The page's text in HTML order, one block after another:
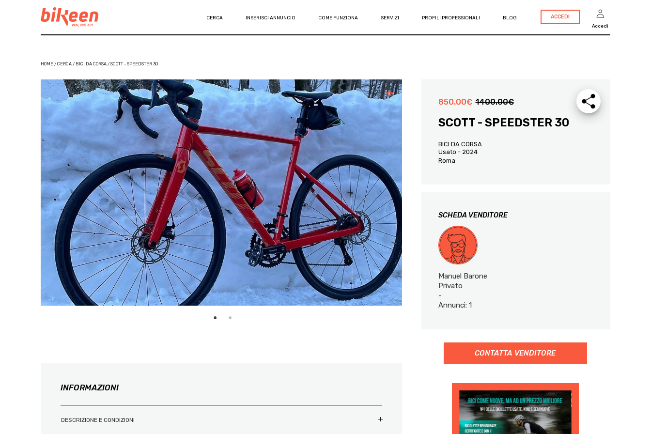
CERCA INSERISCI ANNUNCIO COME FUNZIONA SERVIZI PROFILI PROFESSIONALI BLOG ACCEDI
Accedi
HOME / CERCA / BICI DA CORSA / SCOTT - SPEEDSTER 30
INFORMAZIONI
DESCRIZIONE E CONDIZIONI
850.00€ 1400.00€
SCOTT - SPEEDSTER 30
BICI DA CORSA
Usato - 2024
Roma
SCHEDA VENDITORE
Manuel Barone
Privato
-
Annunci: 1
CONTATTA VENDITORE